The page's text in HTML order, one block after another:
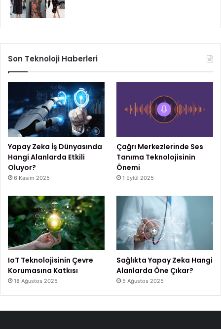
Son Teknoloji Haberleri
Yapay Zeka İş Dünyasında
Hangi Alanlarda Etkili
Oluyor?
6 Kasım 2025
Çağrı Merkezlerinde Ses
Tanıma Teknolojisinin
Önemi
1 Eylül 2025
IoT Teknolojisinin Çevre
Korumasına Katkısı
18 Ağustos 2025
Sağlıkta Yapay Zeka Hangi
Alanlarda Öne Çıkar?
5 Ağustos 2025